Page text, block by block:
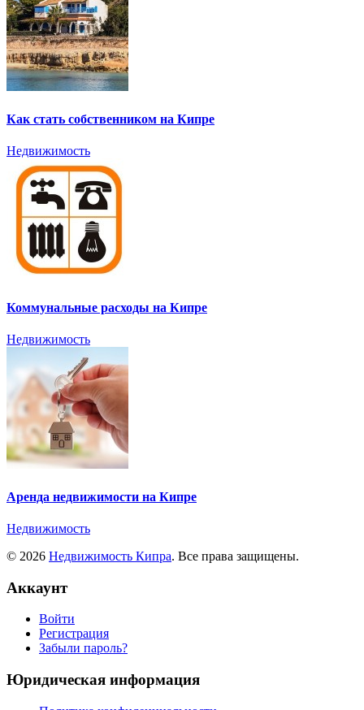
Как стать собственником на Кипре
Недвижимость
Коммунальные расходы на Кипре
Недвижимость
Аренда недвижимости на Кипре
Недвижимость
© 2026 Недвижимость Кипра. Все права защищены.
Аккаунт
Войти
Регистрация
Забыли пароль?
Юридическая информация